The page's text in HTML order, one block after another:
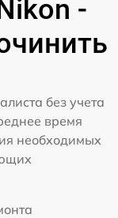
-
без учета
время
необходимых